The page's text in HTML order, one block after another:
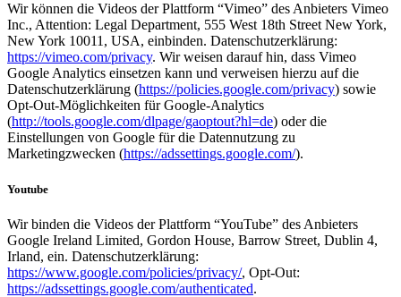
Wir können die Videos der Plattform “Vimeo” des Anbieters Vimeo
Inc., Attention: Legal Department, 555 West 18th Street New York,
New York 10011, USA, einbinden. Datenschutzerklärung:
https://vimeo.com/privacy. Wir weisen darauf hin, dass Vimeo
Google Analytics einsetzen kann und verweisen hierzu auf die
Datenschutzerklärung (https://policies.google.com/privacy) sowie
Opt-Out-Möglichkeiten für Google-Analytics
(http://tools.google.com/dlpage/gaoptout?hl=de) oder die
Einstellungen von Google für die Datennutzung zu
Marketingzwecken (https://adssettings.google.com/).
Youtube
Wir binden die Videos der Plattform “YouTube” des Anbieters
Google Ireland Limited, Gordon House, Barrow Street, Dublin 4,
Irland, ein. Datenschutzerklärung:
https://www.google.com/policies/privacy/, Opt-Out:
https://adssettings.google.com/authenticated.